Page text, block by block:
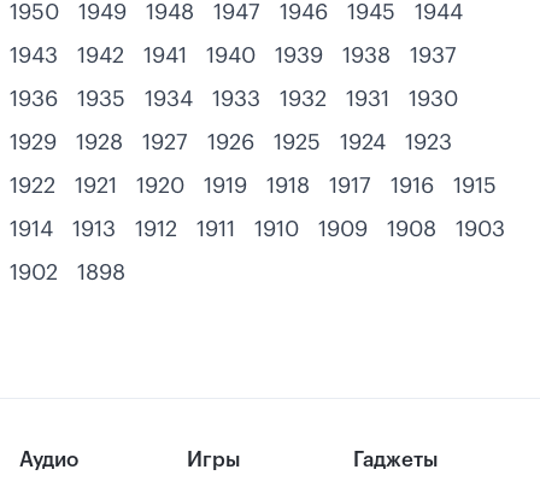
1950
1949 1948 1947 1946 1945
1944
1943
1942 1941 1940 1939 1938
1937
1936
1935 1934 1933 1932 1931
1930
1929
1928 1927 1926 1925 1924
1923
1922
1921 1920 1919 1918 1917 1916
1915
1914
1913 1912 1911 1910 1909 1908
1903
1902
1898
Аудио Игры Гаджеты